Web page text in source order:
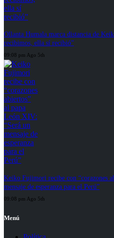
Ollanta Humala marca distancia de
recibimos, ella sí recibió”
09:08 pm Ago 5th
Keiko Fujimori recibe con “corazones
mensaje de esperanza para el Perú”
09:08 pm Ago 5th
Menú